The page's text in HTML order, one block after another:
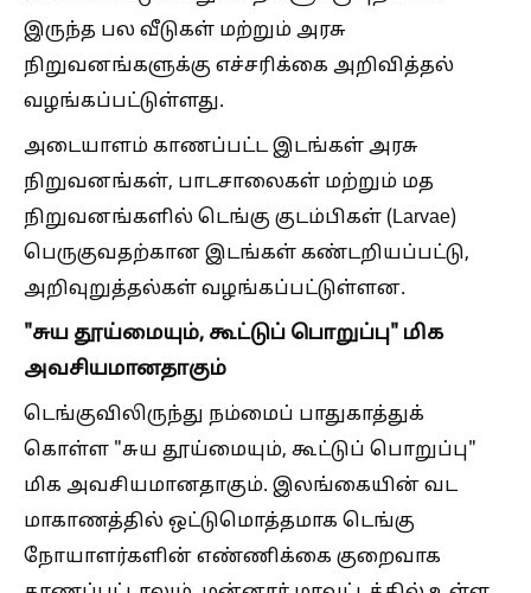
இருந்த பல வீடுகள் மற்றும் அரசு
நிறுவனங்களுக்கு எச்சரிக்கை அறிவித்தல்
வழங்கப்பட்டுள்ளது.
அடையாளம் காணப்பட்ட இடங்கள் அரசு
நிறுவனங்கள், பாடசாலைகள் மற்றும் மத
நிறுவனங்களில் டெங்கு குடம்பிகள் (Larvae)
பெருகுவதற்கான இடங்கள் கண்டறியப்பட்டு,
அறிவுறுத்தல்கள் வழங்கப்பட்டுள்ளன.
"சுய தூய்மையும், கூட்டுப் பொறுப்பு" மிக
அவசியமானதாகும்
டெங்குவிலிருந்து நம்மைப் பாதுகாத்துக்
கொள்ள "சுய தூய்மையும், கூட்டுப் பொறுப்பு"
மிக அவசியமானதாகும். இலங்கையின் வட
மாகாணத்தில் ஒட்டுமொத்தமாக டெங்கு
நோயாளர்களின் எண்ணிக்கை குறைவாக